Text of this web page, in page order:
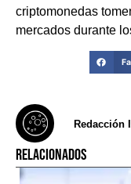
criptomonedas
mercados durante
Redacción
RELACIONADOS